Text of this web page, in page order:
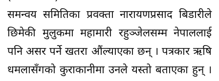
समन्वय समितिका प्रवक्ता नारायणप्रसाद बिडारीले
छिमेकी मुलुकमा महामारी रहुञ्जेलसम्म नेपाललाई
पनि असर पर्ने खतरा औंल्याएका छन् । पत्रकार ऋषि
धमलासँगको कुराकानीमा उनले यस्तो बताएका हुन् ।